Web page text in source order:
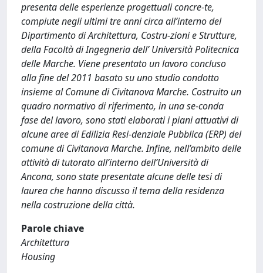
presenta delle esperienze progettuali concre-te,
compiute negli ultimi tre anni circa all’interno del
Dipartimento di Architettura, Costru-zioni e Strutture,
della Facoltà di Ingegneria dell’ Università Politecnica
delle Marche. Viene presentato un lavoro concluso
alla fine del 2011 basato su uno studio condotto
insieme al Comune di Civitanova Marche. Costruito un
quadro normativo di riferimento, in una se-conda
fase del lavoro, sono stati elaborati i piani attuativi di
alcune aree di Edilizia Resi-denziale Pubblica (ERP) del
comune di Civitanova Marche. Infine, nell’ambito delle
attività di tutorato all’interno dell’Università di
Ancona, sono state presentate alcune delle tesi di
laurea che hanno discusso il tema della residenza
nella costruzione della città.
Parole chiave
Architettura
Housing